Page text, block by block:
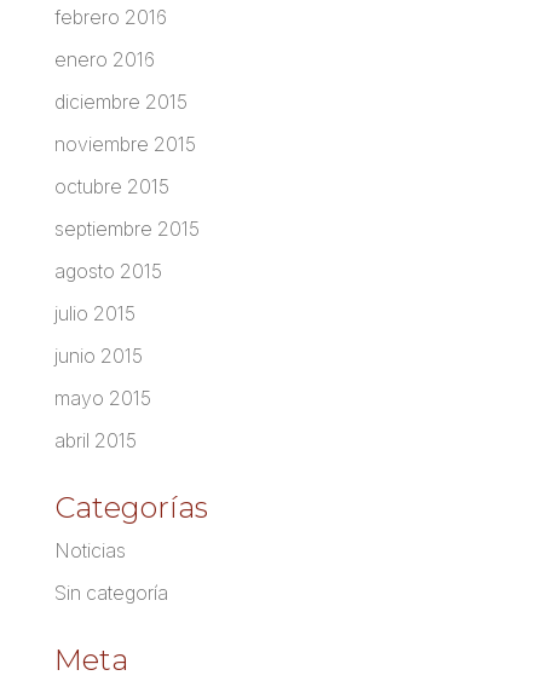
febrero 2016
enero 2016
diciembre 2015
noviembre 2015
octubre 2015
septiembre 2015
agosto 2015
julio 2015
junio 2015
mayo 2015
abril 2015
Categorías
Noticias
Sin categoría
Meta